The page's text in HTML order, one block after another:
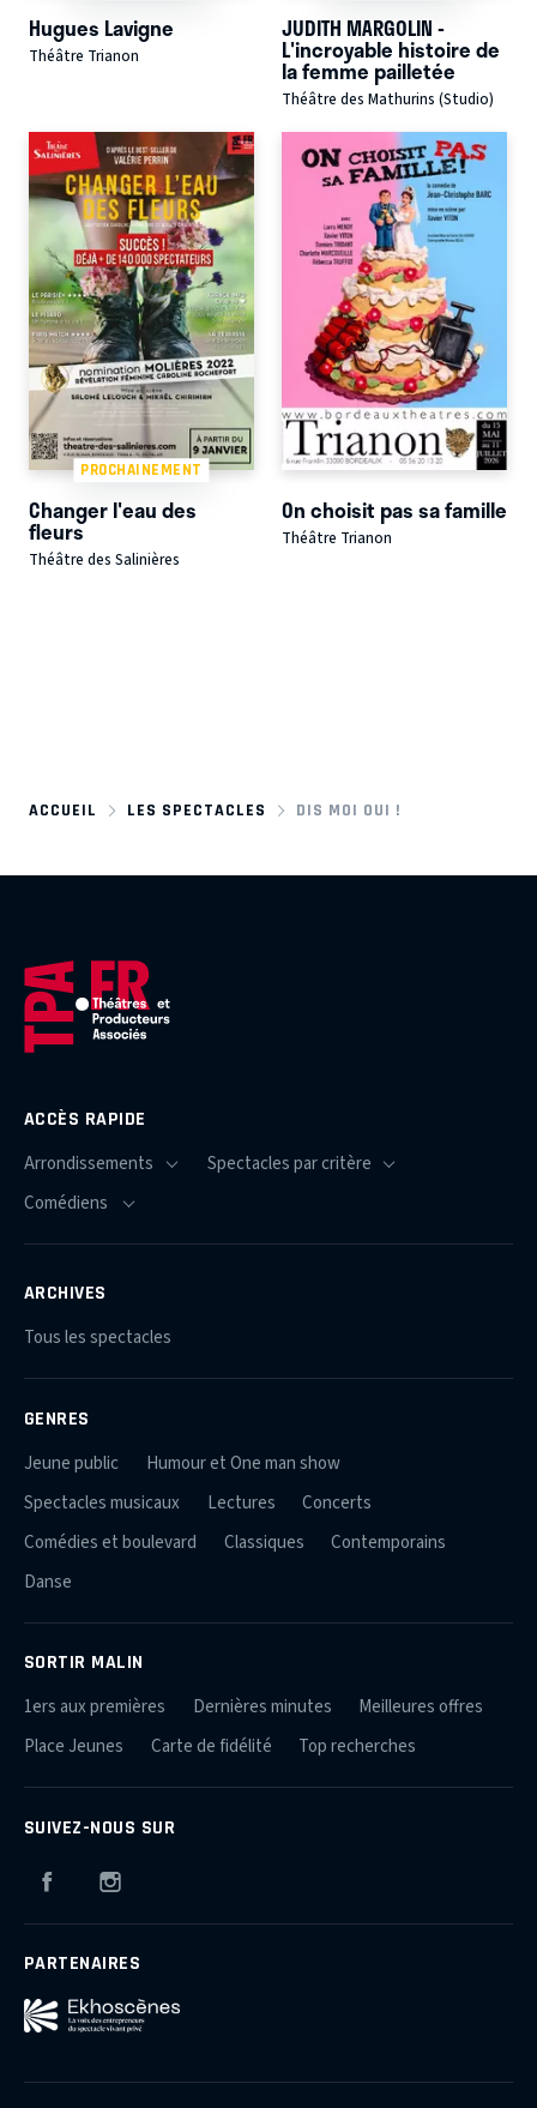
Hugues Lavigne
Théâtre Trianon
JUDITH MARGOLIN -
L'incroyable histoire de
la femme pailletée
Théâtre des Mathurins (Studio)
PROCHAINEMENT
Changer l'eau des
fleurs
Théâtre des Salinières
On choisit pas sa famille
Théâtre Trianon
ACCUEIL LES SPECTACLES DIS MOI OUI !
ACCÈS RAPIDE
ARCHIVES
Tous les spectacles
GENRES
Jeune public
Humour et One man show
Spectacles musicaux
Lectures
Concerts
Comédies et boulevard
Classiques
Contemporains
Danse
SORTIR MALIN
1ers aux premières Dernières minutes
Meilleures offres
Place Jeunes
Carte de fidélité Top recherches
SUIVEZ-NOUS SUR
Facebook
PARTENAIRES